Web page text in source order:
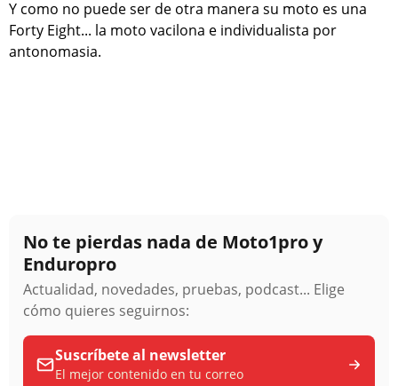
Y como no puede ser de otra manera su moto es una
Forty Eight... la moto vacilona e individualista por
antonomasia.
No te pierdas nada de Moto1pro y
Enduropro
Actualidad, novedades, pruebas, podcast... Elige
cómo quieres seguirnos:
Suscríbete al newsletter
El mejor contenido en tu correo